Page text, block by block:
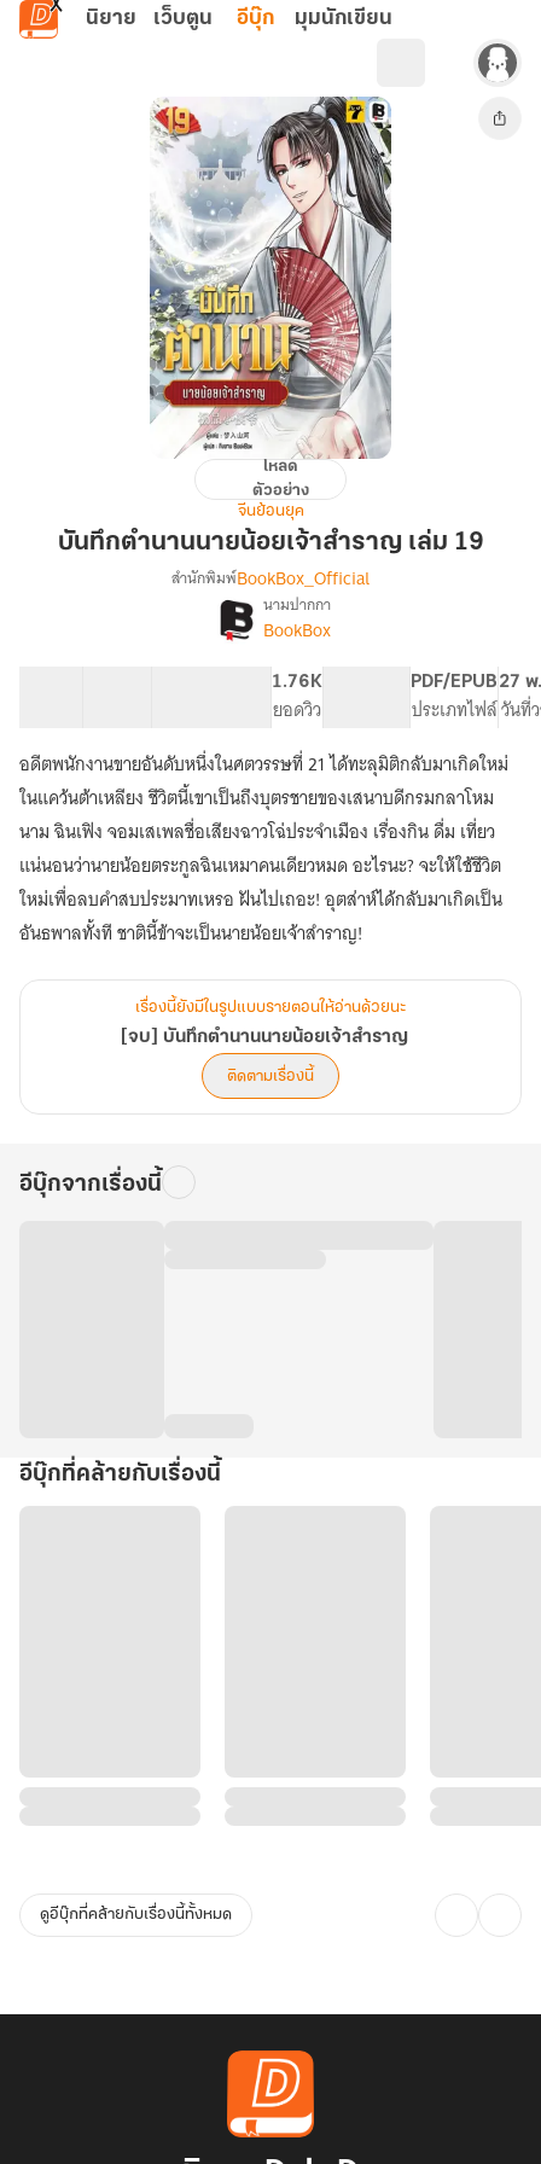
ข้ามไปยังเนื้อหาหลัก
นิยาย เว็บตูน อีบุ๊ก มุมนักเขียน
บันทึก
ตำนาน
นาย
เจ้า
โหลด
ตัวอย่าง
จีนย้อนยุค
บันทึกตำนานนายน้อยเจ้าสำราญ เล่ม 19
เรื่อง[จบ]
บันทึก
ตำนาน
นาย
น้อย
เจ้า
สำราญ
สำนักพิมพ์BookBox_Official
นามปากกา
BookBox
1.76K
ยอดวิว
PDF/EPUB
ประเภทไฟล์
27
วันที่
อดีตพนักงานขายอันดับหนึ่งในศตวรรษที่ 21 ได้ทะลุมิติกลับมาเกิดใหม่
ในแคว้นต้าเหลียง ชีวิตนี้เขาเป็นถึงบุตรชายของเสนาบดีกรมกลาโหม
นาม ฉินเฟิง จอมเสเพลชื่อเสียงฉาวโฉ่ประจำเมือง เรื่องกิน ดื่ม เที่ยว
แน่นอนว่านายน้อยตระกูลฉินเหมาคนเดียวหมด อะไรนะ? จะให้ใช้ชีวิต
ใหม่เพื่อลบคำสบประมาทเหรอ ฝันไปเถอะ! อุตส่าห์ได้กลับมาเกิดเป็น
อันธพาลทั้งที ชาตินี้ข้าจะเป็นนายน้อยเจ้าสำราญ!
เรื่องนี้ยังมีในรูปแบบรายตอนให้อ่านด้วยนะ
[จบ] บันทึกตำนานนายน้อยเจ้าสำราญ
ติดตามเรื่องนี้
อีบุ๊กจากเรื่องนี้
อีบุ๊กที่คล้ายกับเรื่องนี้
ดูอีบุ๊กที่คล้ายกับเรื่องนี้ทั้งหมด